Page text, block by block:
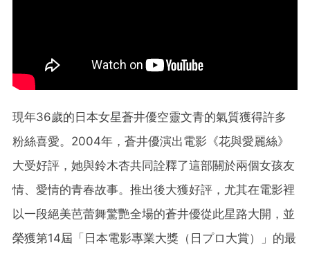
現年36歲的日本女星蒼井優空靈文青的氣質獲得許多
粉絲喜愛。2004年，蒼井優演出電影《花與愛麗絲》
大受好評，她與鈴木杏共同詮釋了這部關於兩個女孩友
情、愛情的青春故事。推出後大獲好評，尤其在電影裡
以一段絕美芭蕾舞驚艷全場的蒼井優從此星路大開，並
榮獲第14屆「日本電影專業大獎（日プロ大賞）」的最